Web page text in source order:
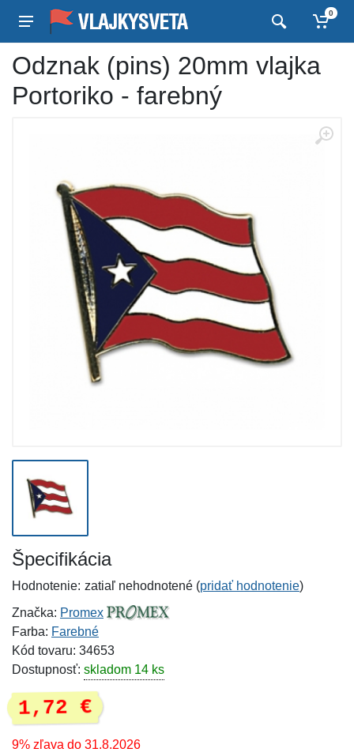
0
Odznak (pins) 20mm vlajka
Portoriko - farebný
Špecifikácia
Hodnotenie: zatiaľ nehodnotené (pridať hodnotenie)
Značka: Promex
Farba: Farebné
Kód tovaru: 34653
Dostupnosť: skladom 14 ks
1,72 €
9% zľava do 31.8.2026